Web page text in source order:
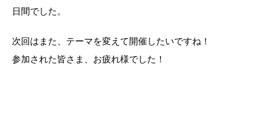
日間でした。
次回はまた、テーマを変えて開催したいですね！
参加された皆さま、お疲れ様でした！